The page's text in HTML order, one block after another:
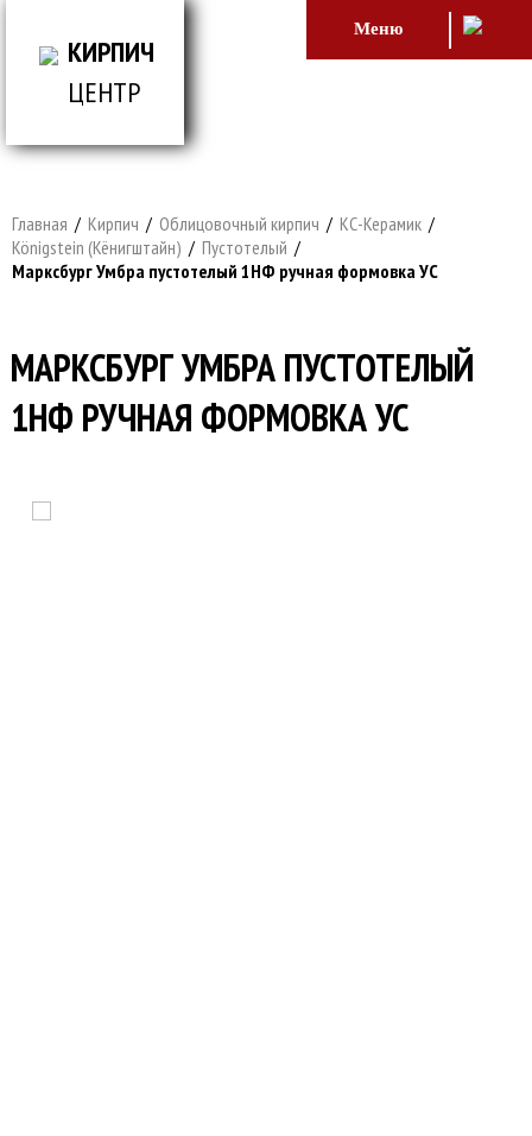
КИРПИЧ
ЦЕНТР
Меню
Главная / Кирпич / Облицовочный кирпич / КС-Керамик /
Königstein (Кёнигштайн) / Пустотелый /
Марксбург Умбра пустотелый 1НФ ручная формовка УС
МАРКСБУРГ УМБРА ПУСТОТЕЛЫЙ
1НФ РУЧНАЯ ФОРМОВКА УС